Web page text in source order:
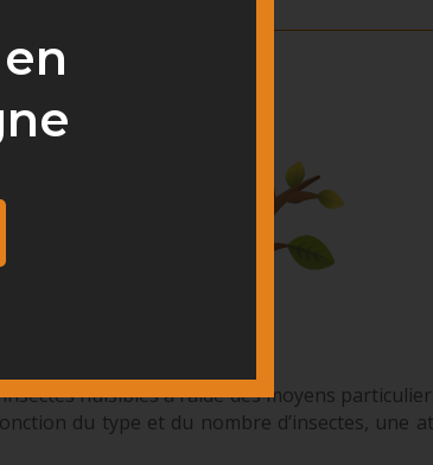
?
nuisibles à l’aide des moyens
du type et du nombre d’insectes, une